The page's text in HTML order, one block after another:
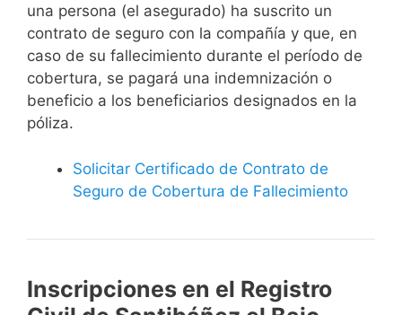
una persona (el asegurado) ha suscrito un
contrato de seguro con la compañía y que, en
caso de su fallecimiento durante el período de
cobertura, se pagará una indemnización o
beneficio a los beneficiarios designados en la
póliza.
Solicitar Certificado de Contrato de
Seguro de Cobertura de Fallecimiento
Inscripciones en el Registro